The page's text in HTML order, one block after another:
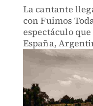
La cantante
con Fuimos
espectáculo
España,
Unidos